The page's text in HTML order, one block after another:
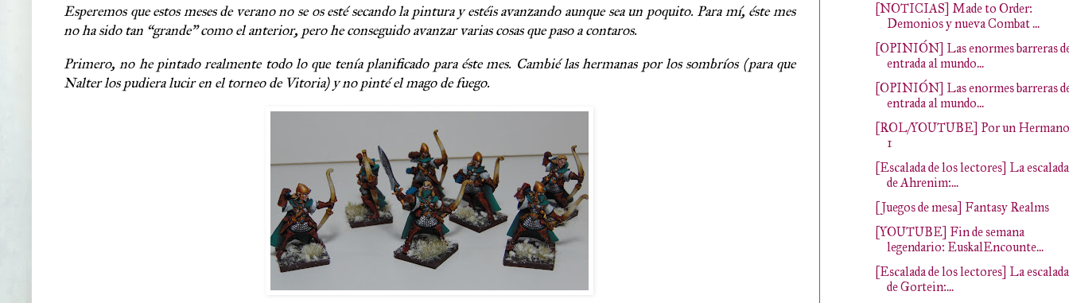
Esperemos que estos meses de verano no se os esté secando la pintura y estéis avanzando aunque sea un poquito. Para mí, éste mes
no ha sido tan “grande” como el anterior, pero he conseguido avanzar varias cosas que paso a contaros.
Primero, no he pintado realmente todo lo que tenía planificado para éste mes. Cambié las hermanas por los sombríos (para que
Nalter los pudiera lucir en el torneo de Vitoria) y no pinté el mago de fuego.
[NOTICIAS] Made to Order:
Demonios y nueva Combat ...
[OPINIÓN] Las enormes barreras
entrada al mundo...
[OPINIÓN] Las enormes barreras
entrada al mundo...
[ROL/YOUTUBE] Por un Hermano
1
[Escalada de los lectores] La escalada
de Ahrenim:...
[Juegos de mesa] Fantasy Realms
[YOUTUBE] Fin de semana
legendario: EuskalEncounte...
[Escalada de los lectores] La escalada
de Gortein:...